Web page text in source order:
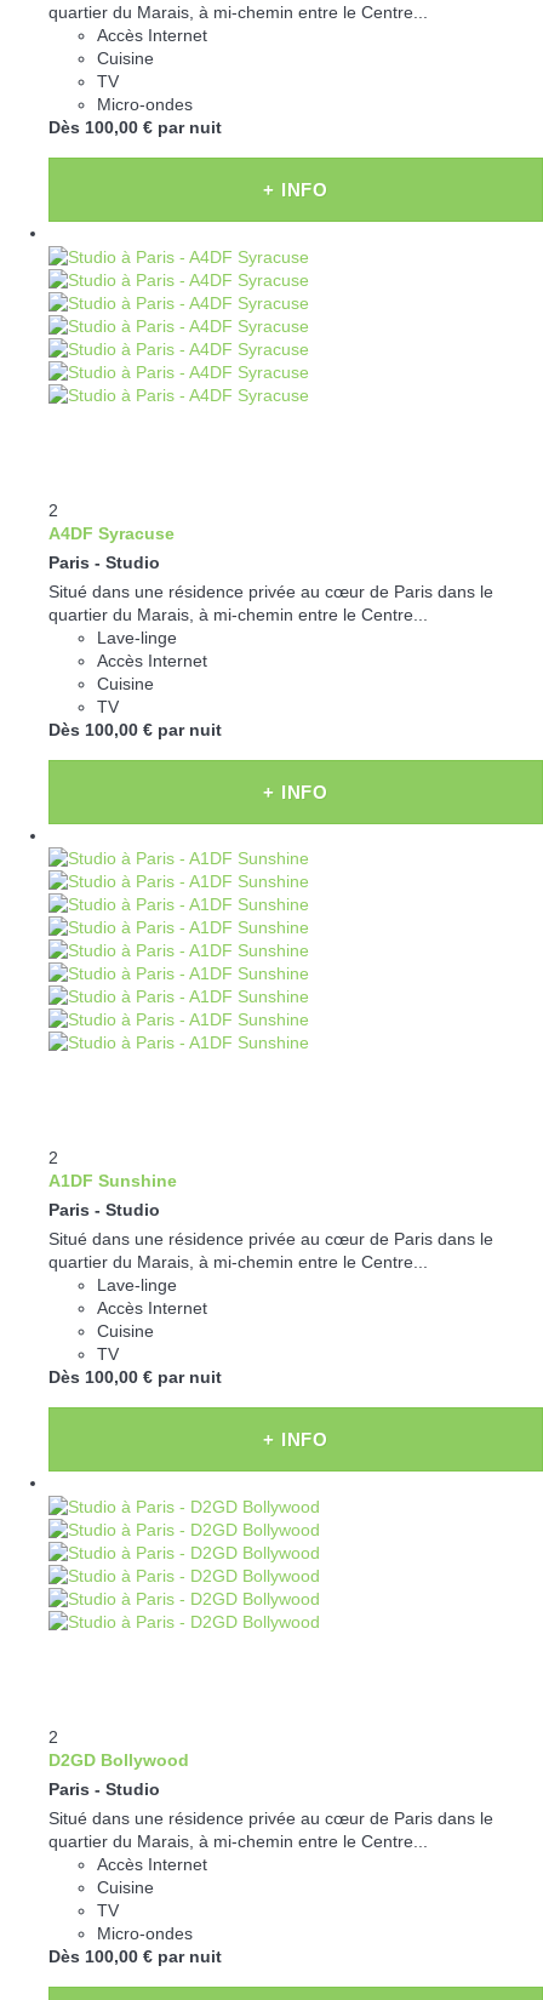
quartier du Marais, à mi-chemin entre le Centre...
Accès Internet
Cuisine
TV
Micro-ondes
Dès 100,00 € par nuit
+ INFO
2
A4DF Syracuse
Paris - Studio
Situé dans une résidence privée au cœur de Paris dans le
quartier du Marais, à mi-chemin entre le Centre...
Lave-linge
Accès Internet
Cuisine
TV
Dès 100,00 € par nuit
+ INFO
2
A1DF Sunshine
Paris - Studio
Situé dans une résidence privée au cœur de Paris dans le
quartier du Marais, à mi-chemin entre le Centre...
Lave-linge
Accès Internet
Cuisine
TV
Dès 100,00 € par nuit
+ INFO
2
D2GD Bollywood
Paris - Studio
Situé dans une résidence privée au cœur de Paris dans le
quartier du Marais, à mi-chemin entre le Centre...
Accès Internet
Cuisine
TV
Micro-ondes
Dès 100,00 € par nuit